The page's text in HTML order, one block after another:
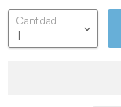
Cantidad